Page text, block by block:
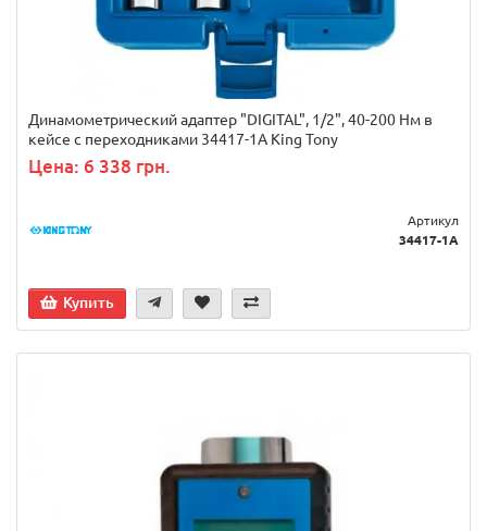
Динамометрический адаптер "DIGITAL", 1/2", 40-200 Нм в
кейсе с переходниками 34417-1A King Tony
Цена: 6 338 грн.
Артикул
34417-1A
Купить